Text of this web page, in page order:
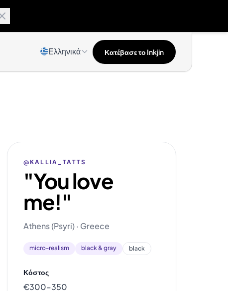
Ελληνικά Κατέβασε το Inkjin
@KALLIA_TATTS
"You love
me!"
Athens (Psyri) · Greece
micro-realism black & gray black
Κόστος
€300–350